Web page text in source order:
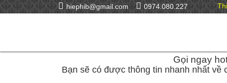
hiephib@gmail.com 0974.080.227
Gọi ngay
Bạn sẽ có được thông tin nhanh nhất